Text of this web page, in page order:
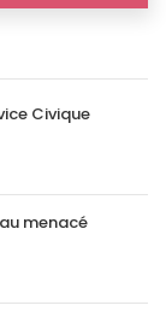
Civique
menacé